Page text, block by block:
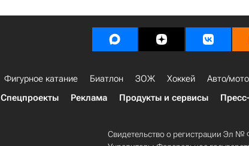
Фигурное катание Биатлон ЗОЖ Хоккей Авто/мото
Спецпроекты
Реклама Продукты и сервисы
Свидетельство о регистрации Эл